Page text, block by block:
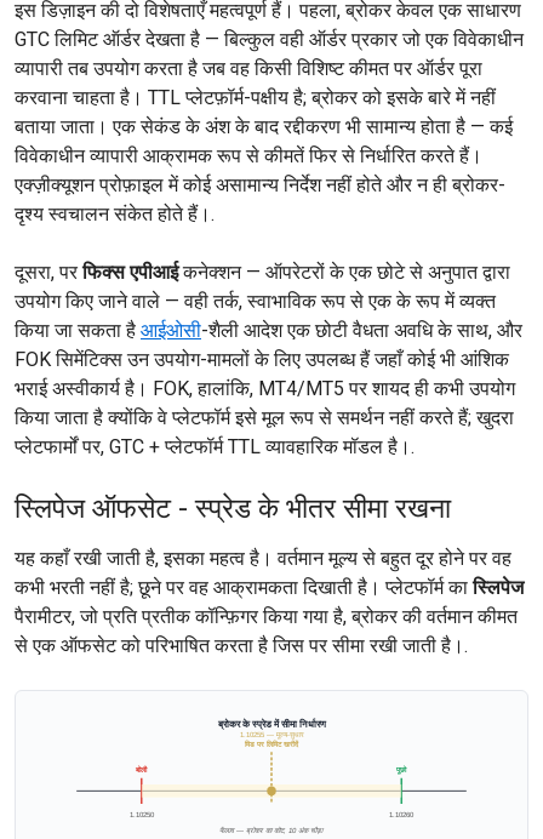
इस डिज़ाइन की दो विशेषताएँ महत्वपूर्ण हैं। पहला, ब्रोकर केवल एक साधारण
GTC लिमिट ऑर्डर देखता है — बिल्कुल वही ऑर्डर प्रकार जो एक विवेकाधीन
व्यापारी तब उपयोग करता है जब वह किसी विशिष्ट कीमत पर ऑर्डर पूरा
करवाना चाहता है। TTL प्लेटफ़ॉर्म-पक्षीय है; ब्रोकर को इसके बारे में नहीं
बताया जाता। एक सेकंड के अंश के बाद रद्दीकरण भी सामान्य होता है — कई
विवेकाधीन व्यापारी आक्रामक रूप से कीमतें फिर से निर्धारित करते हैं।
एक्ज़ीक्यूशन प्रोफ़ाइल में कोई असामान्य निर्देश नहीं होते और न ही ब्रोकर-
दृश्य स्वचालन संकेत होते हैं।.
दूसरा, परफिक्स एपीआईकनेक्शन — ऑपरेटरों के एक छोटे से अनुपात द्वारा
उपयोग किए जाने वाले — वही तर्क, स्वाभाविक रूप से एक के रूप में व्यक्त
किया जा सकता है आईओसी-शैली आदेश एक छोटी वैधता अवधि के साथ, और
FOK सिमेंटिक्स उन उपयोग-मामलों के लिए उपलब्ध हैं जहाँ कोई भी आंशिक
भराई अस्वीकार्य है। FOK, हालांकि, MT4/MT5 पर शायद ही कभी उपयोग
किया जाता है क्योंकि वे प्लेटफॉर्म इसे मूल रूप से समर्थन नहीं करते हैं; खुदरा
प्लेटफार्मों पर, GTC + प्लेटफॉर्म TTL व्यावहारिक मॉडल है।.
स्लिपेज ऑफसेट - स्प्रेड के भीतर सीमा रखना
यह कहाँ रखी जाती है, इसका महत्व है। वर्तमान मूल्य से बहुत दूर होने पर वह
कभी भरती नहीं है; छूने पर वह आक्रामकता दिखाती है। प्लेटफॉर्म कास्लिपेज
पैरामीटर, जो प्रति प्रतीक कॉन्फ़िगर किया गया है, ब्रोकर की वर्तमान कीमत
से एक ऑफसेट को परिभाषित करता है जिस पर सीमा रखी जाती है।.
ब्रोकर के स्प्रेड में सीमा निर्धारण
बोली
1.10250
पूछो
1.10260
फैलाव — ब्रोकर का कोट, 10 अंक चौड़ा
मिड पर लिमिट खरीदें
1.10255 — मूल्य-सुधार